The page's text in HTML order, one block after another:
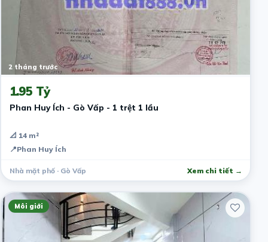
2 tháng trước
1.95 Tỷ
Phan Huy Ích - Gò Vấp - 1 trệt 1 lầu
📐 14 m²
📍Phan Huy Ích
Nhà mặt phố · Gò Vấp Xem chi tiết →
Môi giới